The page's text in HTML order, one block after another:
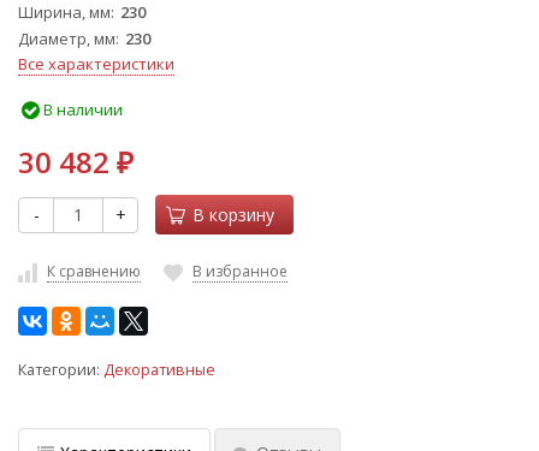
Ширина, мм 230
Диаметр, мм 230
Все характеристики
В наличии
30 482 ₽
- + В корзину
К сравнению В избранное
Категории: Декоративные